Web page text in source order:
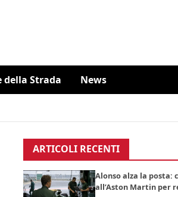
della Strada News
ARTICOLI RECENTI
Alonso alza la posta:
all’Aston Martin per